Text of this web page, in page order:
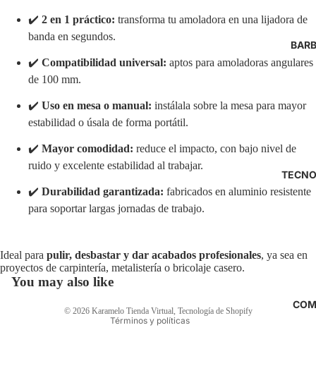
✔️ 2 en 1 práctico: transforma tu amoladora en una lijadora de
banda en segundos.
✔️ Compatibilidad universal: aptos para amoladoras angulares
de 100 mm.
✔️ Uso en mesa o manual: instálala sobre la mesa para mayor
estabilidad o úsala de forma portátil.
✔️ Mayor comodidad: reduce el impacto, con bajo nivel de
ruido y excelente estabilidad al trabajar.
✔️ Durabilidad garantizada: fabricados en aluminio resistente
para soportar largas jornadas de trabajo.
Ideal para pulir, desbastar y dar acabados profesionales, ya sea en
proyectos de carpintería, metalistería o bricolaje casero.
You may also like
© 2026 Karamelo Tienda Virtual, Tecnología de Shopify
Términos y políticas
Política de privacidad
Términos del servicio